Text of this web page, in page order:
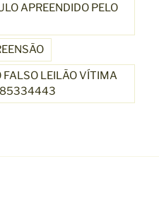
APREENDIDO PELO
FALSO LEILÃO VÍTIMA